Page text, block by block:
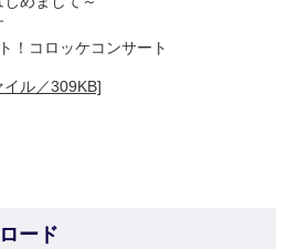
！コロッケコンサート
ル／309KB]
ード